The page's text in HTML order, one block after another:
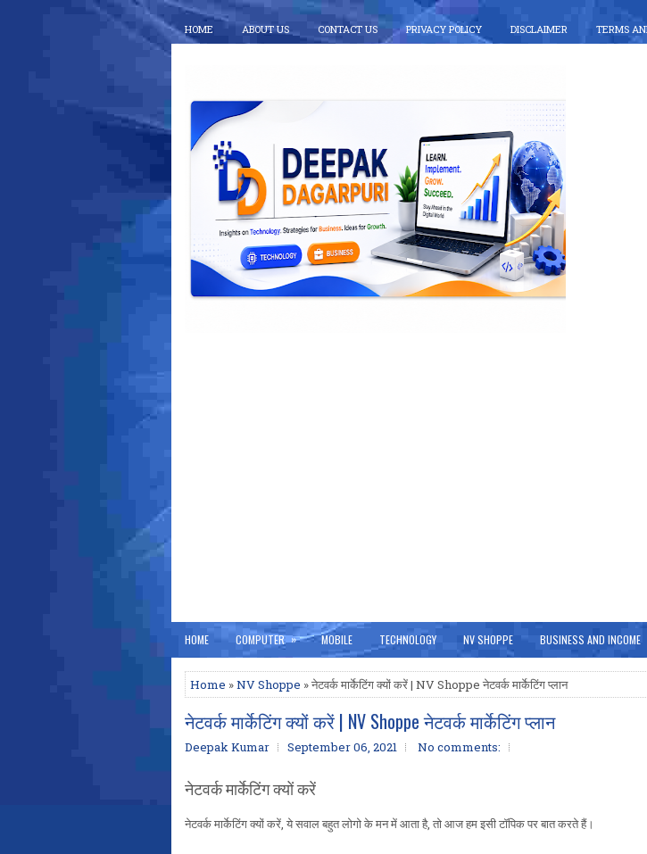
HOME ABOUT US CONTACT US PRIVACY POLICY DISCLAIMER TERMS
HOME COMPUTER » MOBILE TECHNOLOGY NV SHOPPE BUSINESS AND INCOME
Home »NV Shoppe » नेटवर्क मार्केटिंग क्यों करें | NV Shoppe नेटवर्क मार्केटिंग प्लान
नेटवर्क मार्केटिंग क्यों करें | NV Shoppe नेटवर्क मार्केटिंग प्लान
Deepak Kumar September 06, 2021 No comments:
नेटवर्क मार्केटिंग क्यों करें
नेटवर्क मार्केटिंग क्यों करें, ये सवाल बहुत लोगो के मन में आता है, तो आज हम इसी टॉपिक पर बात करते हैं।